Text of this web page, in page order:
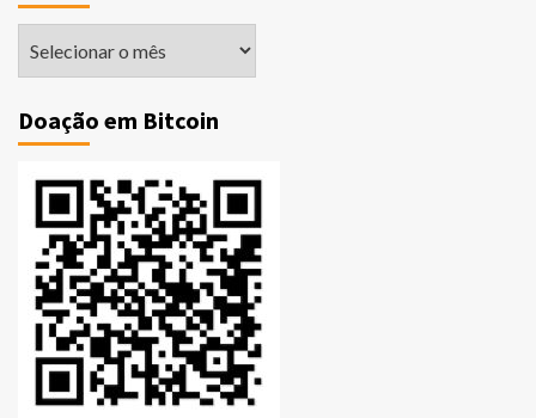
Doação em Bitcoin